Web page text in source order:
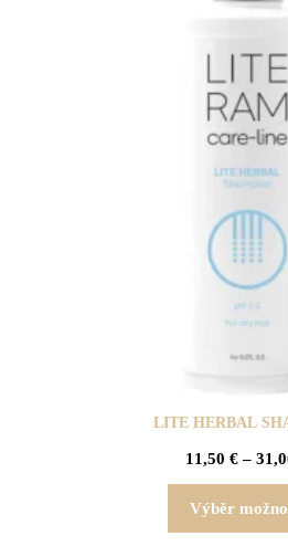
LITE HERBAL
11,50 € –
Výběr